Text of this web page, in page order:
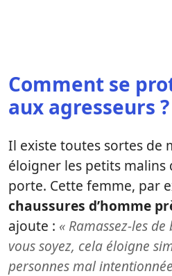
Comment se
aux agresseurs ?
Il existe toutes sortes de
éloigner les petits
porte. Cette femme, par
chaussures d’homme
ajoute : « Ramassez-les
vous soyez, cela éloigne
personnes mal